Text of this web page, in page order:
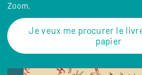
Zoom.
Je veux me procurer le
papier